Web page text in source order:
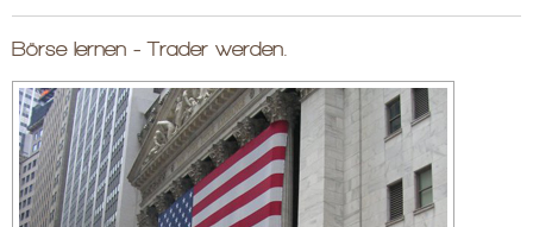
Börse lernen - Trader werden.